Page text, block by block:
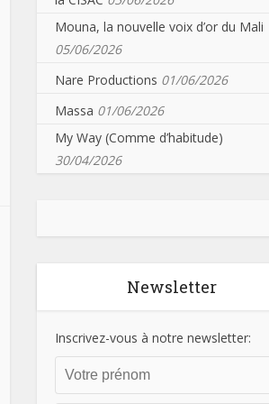
Mouna, la nouvelle voix d’or du Mali
05/06/2026
Nare Productions 01/06/2026
Massa 01/06/2026
My Way (Comme d’habitude)
30/04/2026
Newsletter
Inscrivez-vous à notre newsletter: